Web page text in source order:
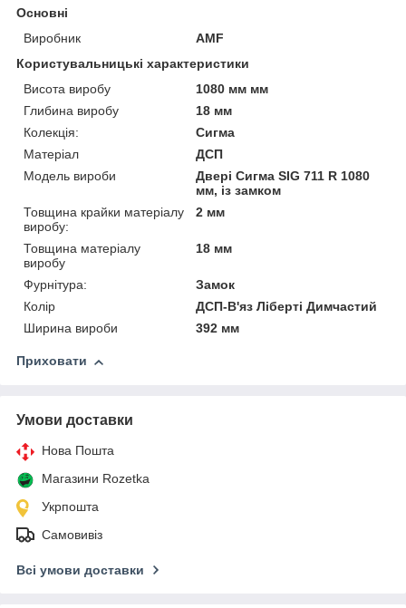
Основні
Виробник
AMF
Користувальницькі характеристики
Висота виробу
1080 мм мм
Глибина виробу
18 мм
Колекція:
Сигма
Матеріал
ДСП
Модель вироби
Двері Сигма SIG 711 R 1080
мм, із замком
Товщина крайки матеріалу
виробу:
2 мм
Товщина матеріалу
виробу
18 мм
Фурнітура:
Замок
Колір
ДСП-В'яз Ліберті Димчастий
Ширина вироби
392 мм
Приховати
Умови доставки
Нова Пошта
Магазини Rozetka
Укрпошта
Самовивіз
Всі умови доставки